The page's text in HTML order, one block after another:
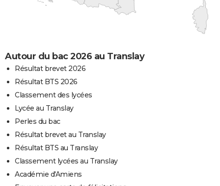
Autour du bac 2026 au Translay
Résultat brevet 2026
Résultat BTS 2026
Classement des lycées
Lycée au Translay
Perles du bac
Résultat brevet au Translay
Résultat BTS au Translay
Classement lycées au Translay
Académie d'Amiens